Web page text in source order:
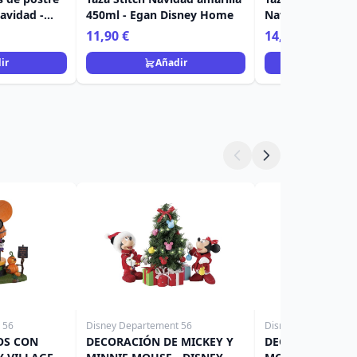
-
450ml - Egan Disney Home
11,90 €
Añadir
Navidad Rojo
Disney Home
14,90 €
56
CON
Disney Departement 56
DECORACIÓN DE MICKEY Y
Disney
DECORACIÓN